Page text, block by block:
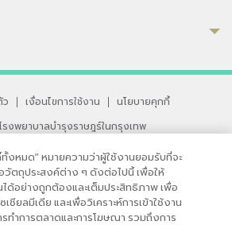
ว | เงื่อนไขการใช้งาน |
นโยบายคุกกี้
รงพยาบาลบำรุงราษฎร์ในกรุงเทพ
เขตวัฒนา กรุงเทพ 10110 ประเทศไทย
ห็นหรือปัญหาในการใช้เว็บไซต์ของเรา
งหมด” หมายความว่าผู้ใช้งานยอมรับที่จะ
วัตถุประสงค์ต่าง ๆ ดังต่อไปนี้ เพื่อให้
ได้อย่างถูกต้องและเต็มประสิทธิภาพ เพื่อ
ยลมีเดีย และเพื่อวิเคราะห์การเข้าใช้งาน
รทำการตลาดและการโฆษณา รวมถึงการ